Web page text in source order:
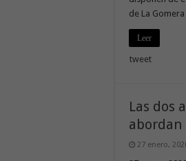
de La
Leer
tweet
Las dos
abordan
27 enero,